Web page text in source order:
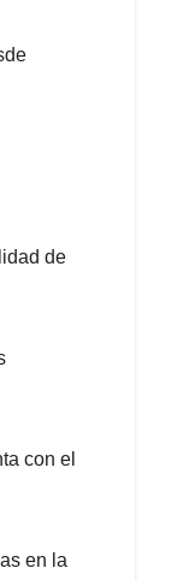
de
con el
en la